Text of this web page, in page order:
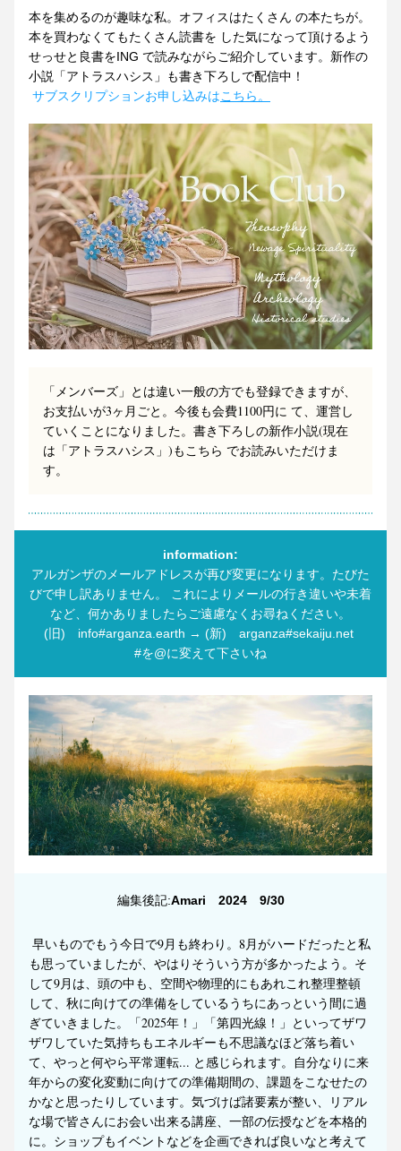
本を集めるのが趣味な私。オフィスはたくさん の本たちが。
本を買わなくてもたくさん読書を した気になって頂けるよう
せっせと良書をING で読みながらご紹介しています。新作の
小説「アトラスハシス」も書き下ろしで配信中！
サブスクリプションお申し込みはこちら。
「メンバーズ」とは違い一般の方でも登録できますが、
お支払いが3ヶ月ごと。今後も会費1100円に て、運営し
ていくことになりました。書き下ろしの新作小説(現在
は「アトラスハシス」)もこちら でお読みいただけま
す。
information:
アルガンザのメールアドレスが再び変更になります。たびた
びで申し訳ありません。 これによりメールの行き違いや未着
など、何かありましたらご遠慮なくお尋ねください。
(旧)　info#arganza.earth → (新)　arganza#sekaiju.net
#を@に変えて下さいね
編集後記:Amari　2024　9/30
早いものでもう今日で9月も終わり。8月がハードだったと私
も思っていましたが、やはりそういう方が多かったよう。そ
して9月は、頭の中も、空間や物理的にもあれこれ整理整頓
して、秋に向けての準備をしているうちにあっという間に過
ぎていきました。「2025年！」「第四光線！」といってザワ
ザワしていた気持ちもエネルギーも不思議なほど落ち着い
て、やっと何やら平常運転... と感じられます。自分なりに来
年からの変化変動に向けての準備期間の、課題をこなせたの
かなと思ったりしています。気づけば諸要素が整い、リアル
な場で皆さんにお会い出来る講座、一部の伝授などを本格的
に。ショップもイベントなどを企画できれば良いなと考えて